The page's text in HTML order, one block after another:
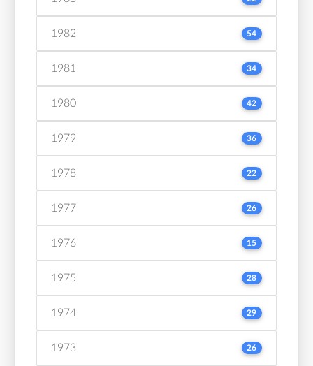
1982 54
1981 34
1980 42
1979 36
1978 22
1977 26
1976 15
1975 28
1974 29
1973 26